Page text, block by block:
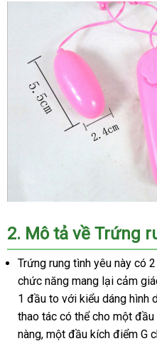
2. Mô tả về Trứng
Trứng rung tình yêu này có
chức năng mang lại cảm
1 đầu to với kiểu dáng hình
thao tác có thể cho một
nàng, một đầu kích điểm G